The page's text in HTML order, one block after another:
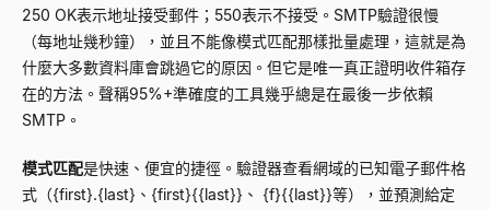
250 OK表示地址接受郵件；550表示不接受。SMTP驗證很慢
（每地址幾秒鐘），並且不能像模式匹配那樣批量處理，這就是為
什麼大多數資料庫會跳過它的原因。但它是唯一真正證明收件箱存
在的​​方法。聲稱95%+準確度的工具幾乎總是在最後一步依賴
SMTP。
模式匹配是快速、便宜的捷徑。驗證器查看網域的已知電子郵件格
式（{first}.{last} 、 {first}{{last}} 、 {f}{{last}}等），並預測給定